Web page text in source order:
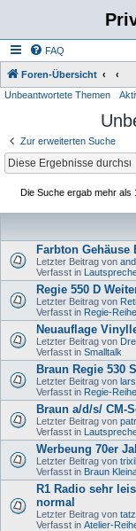
FAQ
Foren-Übersicht
Unbeantwortete Themen
Zur erweiterten Suche
Die Suche ergab mehr als
Farbton Gehäuse
Letzter Beitrag von
Verfasst in
Regie 550 D
Letzter Beitrag von
Verfasst in Regie-Reihe
Neuauflage
Letzter Beitrag von
Verfasst in Smalltalk
Braun Regie 530
Letzter Beitrag von
Verfasst in Regie-Reihe
Braun a/d/s/ CM-
Letzter Beitrag von
Verfasst in
Werbeung 70er
Letzter Beitrag von
Verfasst in Braun
R1 Radio sehr
normal
Letzter Beitrag von
Verfasst in Atelier-